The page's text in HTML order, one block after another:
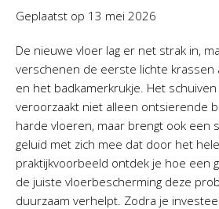
Geplaatst op 13 mei 2026
De nieuwe vloer lag er net strak in,
verschenen de eerste lichte
en het badkamerkrukje. Het
veroorzaakt niet alleen ontsierende
harde vloeren, maar brengt ook een
geluid met zich mee dat door het
praktijkvoorbeeld ontdek je hoe een
de juiste vloerbescherming deze
duurzaam verhelpt. Zodra je